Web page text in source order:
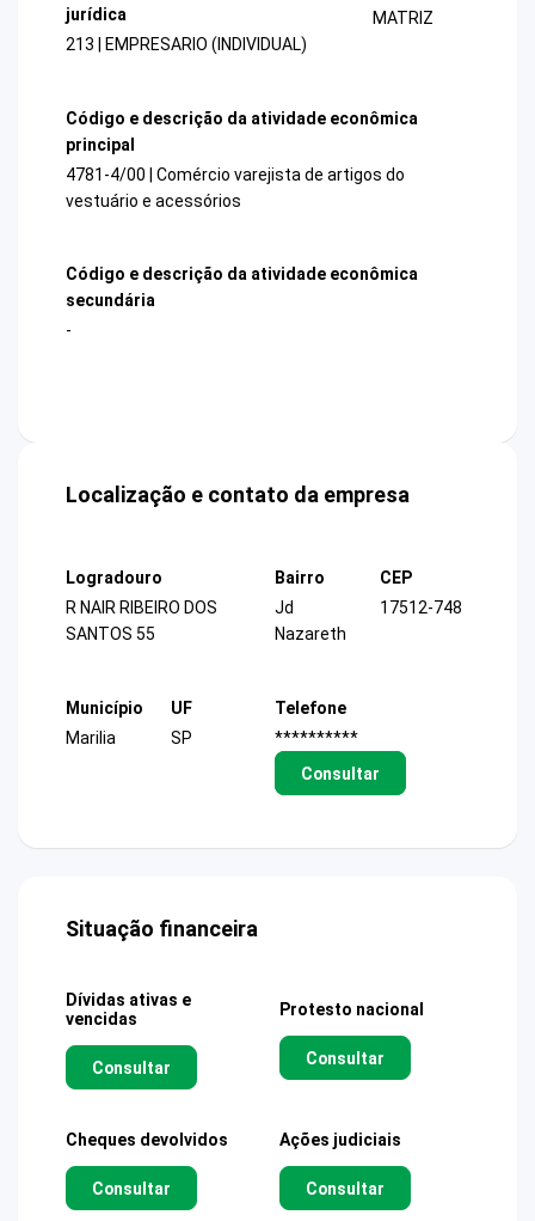
jurídica
213 | EMPRESARIO (INDIVIDUAL)
MATRIZ
Código e descrição da atividade econômica
principal
4781-4/00 | Comércio varejista de artigos do
vestuário e acessórios
Código e descrição da atividade econômica
secundária
-
Localização e contato da empresa
Logradouro
R NAIR RIBEIRO DOS
SANTOS 55
Bairro
Jd
Nazareth
CEP
17512-748
Município
Marilia
UF
SP
Telefone
**********
Consultar
Situação financeira
Dívidas ativas e
vencidas
Consultar
Protesto nacional
Consultar
Cheques devolvidos
Consultar
Ações judiciais
Consultar